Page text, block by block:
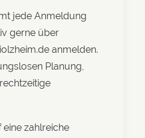
jede Anmeldung
gerne über
anmelden.
Planung,
zahlreiche